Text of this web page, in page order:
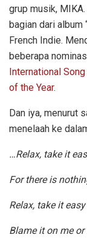
grup musik,
bagian dari album
French Indie.
beberapa
International
of the Year.
Dan iya, menurut
menelaah ke
…Relax, take it
For there is
Relax, take it easy
Blame it on me